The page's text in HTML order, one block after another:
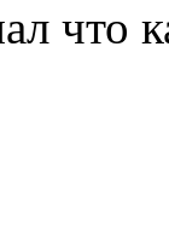
что